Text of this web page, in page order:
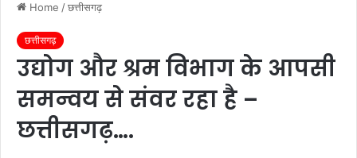
Home /छत्तीसगढ़
छत्तीसगढ़
उद्योग और श्रम विभाग के आपसी
समन्वय से संवर रहा है –
छत्तीसगढ़….